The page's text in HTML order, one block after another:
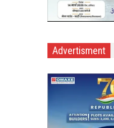
Advertisment